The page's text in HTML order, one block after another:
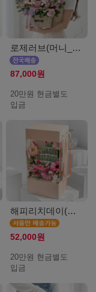
로제러브(머니_20만원)
87,000원
20만원 현금별도
입금
해피리치데이(머니_서울_20만원)
52,000원
20만원 현금별도
입금